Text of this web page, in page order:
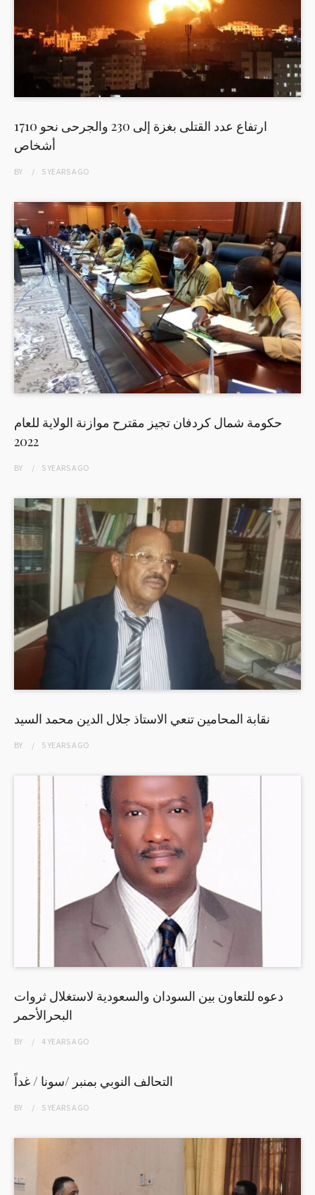
ارتفاع عدد القتلى بغزة إلى 230 والجرحى نحو 1710
أشخاص
BY 5 YEARSAGO
حكومة شمال كردفان تجيز مقترح موازنة الولاية للعام
2022
BY 5 YEARSAGO
نقابة المحامين تنعي الاستاذ جلال الدين محمد السيد
BY 5 YEARSAGO
دعوه للتعاون بين السودان والسعودية لاستغلال ثروات
البحرالأحمر
BY 4 YEARSAGO
التحالف النوبي بمنبر /سونا / غداً
BY 5 YEARSAGO